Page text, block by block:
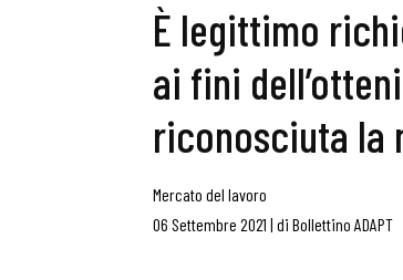
È legittimo
ai fini
riconosciuta la
Mercato del lavoro
06 Settembre 2021 | di Bollettino ADAPT